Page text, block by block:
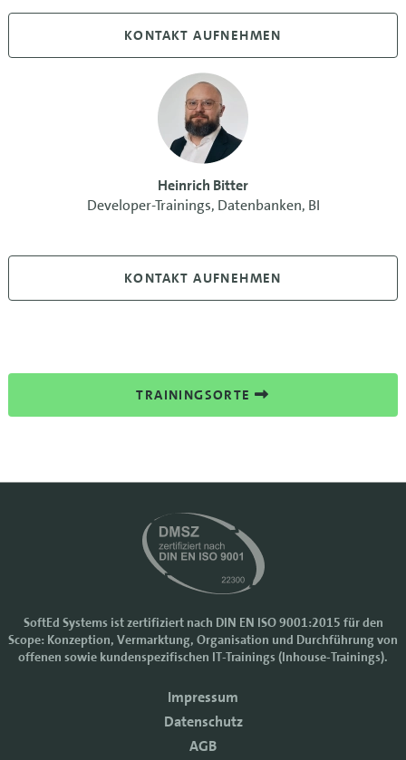
KONTAKT AUFNEHMEN
Heinrich Bitter
Developer-Trainings, Datenbanken, BI
KONTAKT AUFNEHMEN
TRAININGSORTE
SoftEd Systems ist zertifiziert nach DIN EN ISO 9001:2015 für den
Scope: Konzeption, Vermarktung, Organisation und Durchführung von
offenen sowie kundenspezifischen IT-Trainings (Inhouse-Trainings).
Impressum
Datenschutz
AGB
Cookie-Einstellungen
verbessern. Manche Cookies sind notwendig, damit unsere Website
funktioniert. Mit anderen Cookies können wir die Zugriffe auf die
Mit einem Klick auf "Zustimmen" akzeptieren sie diese Verarbeitung